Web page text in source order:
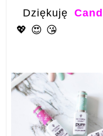
Dziękuję
💖 😍 😘